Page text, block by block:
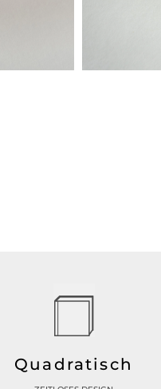
Quadratisch